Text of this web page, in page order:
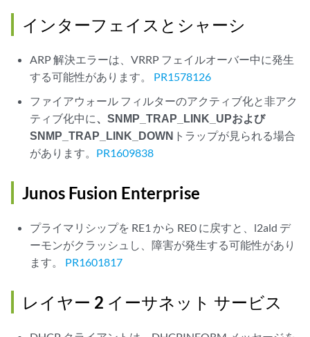
インターフェイスとシャーシ
ARP 解決エラーは、VRRP フェイルオーバー中に発生
する可能性があります。 PR1578126
ファイアウォール フィルターのアクティブ化と非アク
ティブ化中に、SNMP_TRAP_LINK_UPおよび
SNMP_TRAP_LINK_DOWN トラップが見られる場合
があります。 PR1609838
Junos Fusion Enterprise
プライマリシップを RE1 から RE0 に戻すと、l2ald デ
ーモンがクラッシュし、障害が発生する可能性があり
ます。 PR1601817
レイヤー 2 イーサネット サービス